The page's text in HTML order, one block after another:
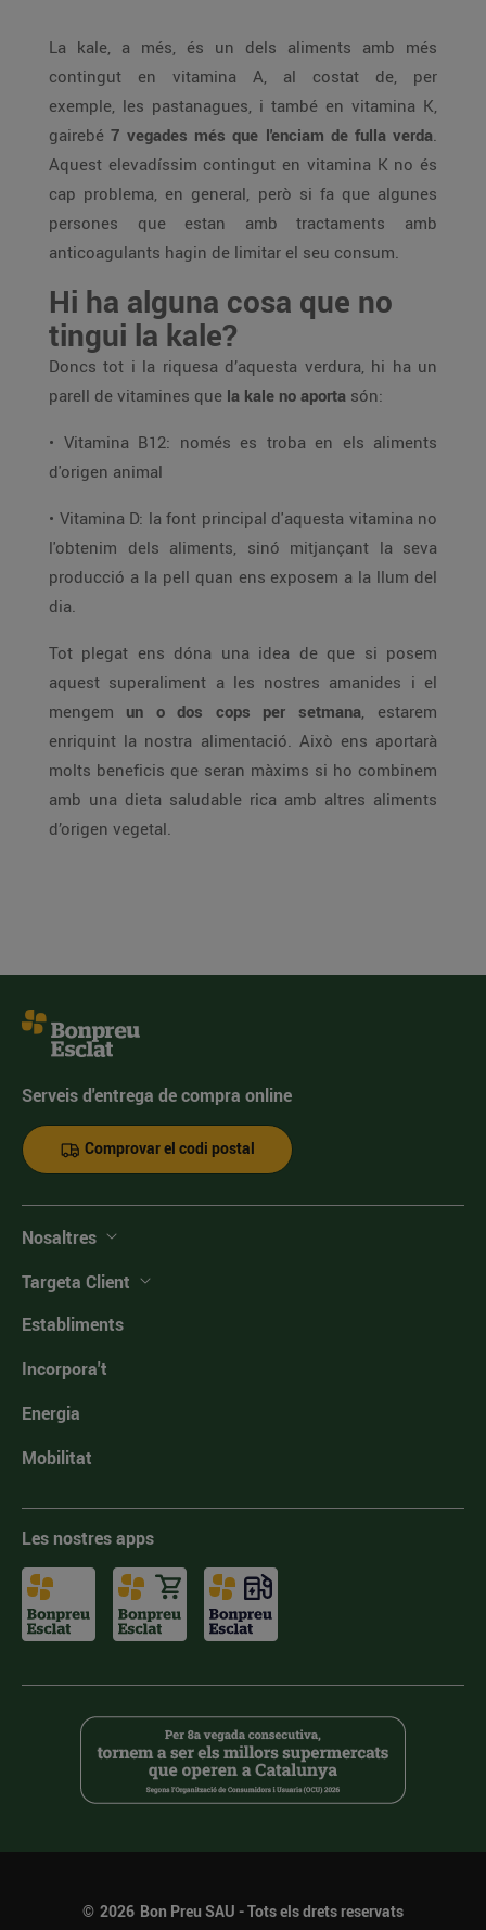
La kale, a més, és un dels aliments amb més
contingut en vitamina A, al costat de, per
exemple, les pastanagues, i també en vitamina K,
gairebé 7 vegades més que l'enciam de fulla verda.
Aquest elevadíssim contingut en vitamina K no és
cap problema, en general, però si fa que algunes
persones que estan amb tractaments amb
anticoagulants hagin de limitar el seu consum.
Hi ha alguna cosa que no
tingui la kale?
Doncs tot i la riquesa d’aquesta verdura, hi ha un
parell de vitamines que la kale no aporta són:
• Vitamina B12: només es troba en els aliments
d'origen animal
• Vitamina D: la font principal d'aquesta vitamina no
l'obtenim dels aliments, sinó mitjançant la seva
producció a la pell quan ens exposem a la llum del
dia.
Tot plegat ens dóna una idea de que si posem
aquest superaliment a les nostres amanides i el
mengem un o dos cops per setmana, estarem
enriquint la nostra alimentació. Això ens aportarà
molts beneficis que seran màxims si ho combinem
amb una dieta saludable rica amb altres aliments
d’origen vegetal.
Serveis d'entrega de compra online
Comprovar el codi postal
Nosaltres
Targeta Client
Establiments
Incorpora't
Energia
Mobilitat
Les nostres apps
© 2026 Bon Preu SAU - Tots els drets reservats